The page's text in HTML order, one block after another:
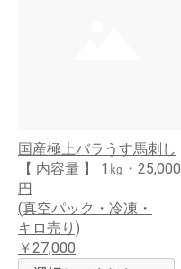
国産極上バラうす馬刺し
【 内容量 】 1㎏・25,000
円
(真空パック・冷凍・
キロ売り)
￥27,000